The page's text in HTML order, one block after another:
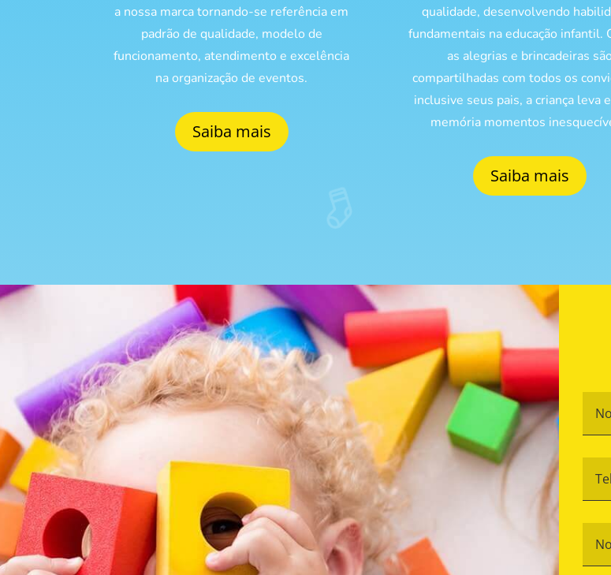
a nossa marca tornando-se referência em
padrão de qualidade, modelo de
funcionamento, atendimento e excelência
na organização de eventos.
Saiba mais
qualidade, desenvolvendo
fundamentais na educação infantil.
as alegrias e brincadeiras são
compartilhadas com todos os
inclusive seus pais, a criança leva
memória momentos
Saiba mais